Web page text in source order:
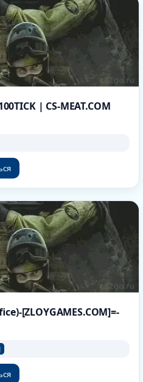
| CS-MEAT.COM
[ZLOYGAMES.COM]=-